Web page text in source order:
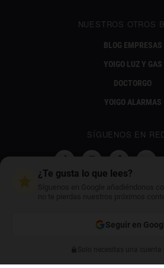
NUESTROS OTROS
BLOG EMPRESAS
YOIGO LUZ Y GAS
DOCTORGO
YOIGO ALARMAS
SÍGUENOS EN
CONTÁCTANOS
¿Te gusta lo que lees?
Seguir en